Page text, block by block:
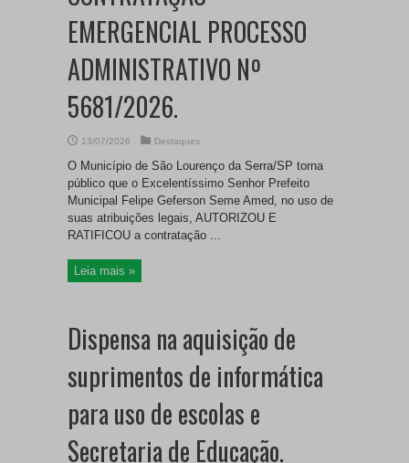
EMERGENCIAL PROCESSO
ADMINISTRATIVO Nº
5681/2026.
13/07/2026 Destaques
O Município de São Lourenço da Serra/SP torna
público que o Excelentíssimo Senhor Prefeito
Municipal Felipe Geferson Seme Amed, no uso de
suas atribuições legais, AUTORIZOU E
RATIFICOU a contratação ...
Leia mais »
Dispensa na aquisição de
suprimentos de informática
para uso de escolas e
Secretaria de Educação.